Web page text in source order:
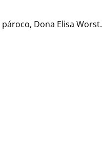
Dona Elisa Worst.